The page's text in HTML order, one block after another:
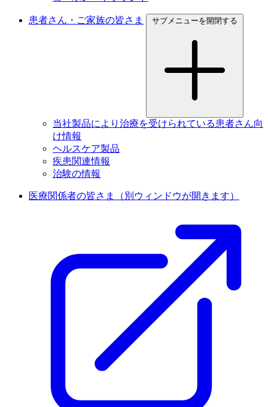
患者さん・ご家族の皆さま サブメニューを開閉する
当社製品により治療を受けられている患者さん向
け情報
ヘルスケア製品
疾患関連情報
治験の情報
医療関係者の皆さま （別ウィンドウが開きます）